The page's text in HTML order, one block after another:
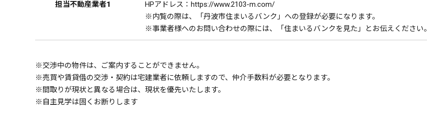
担当不動産業者1
HPアドレス：https://www.2103-m.com/
※内覧の際は、「丹波市住まいるバンク」への登録が必要になります。
※事業者様へのお問い合わせの際には、「住まいるバンクを見た」とお伝えください。
※交渉中の物件は、ご案内することができません。
※売買や賃貸借の交渉・契約は宅建業者に依頼しますので、仲介手数料が必要となります。
※間取りが現状と異なる場合は、現状を優先いたします。
※自主見学は固くお断りします